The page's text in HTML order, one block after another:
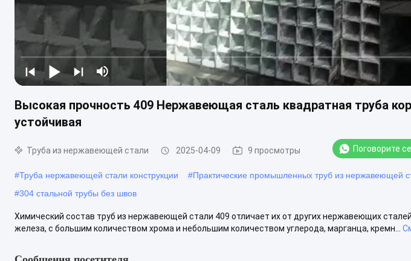
Высокая прочность 409 Нержавеющая сталь квадратная труба
устойчивая
Труба из нержавеющей стали 2025-04-09 9 просмотры Поговорите
#Труба нержавеющей стали конструкции #Практические промышленных труб из нержавеющей
#304 стальной трубы без швов
Химический состав труб из нержавеющей стали 409 отличает их от других нержавеющих
железа, с большим количеством хрома и небольшим количеством углерода, марганца, кремн...